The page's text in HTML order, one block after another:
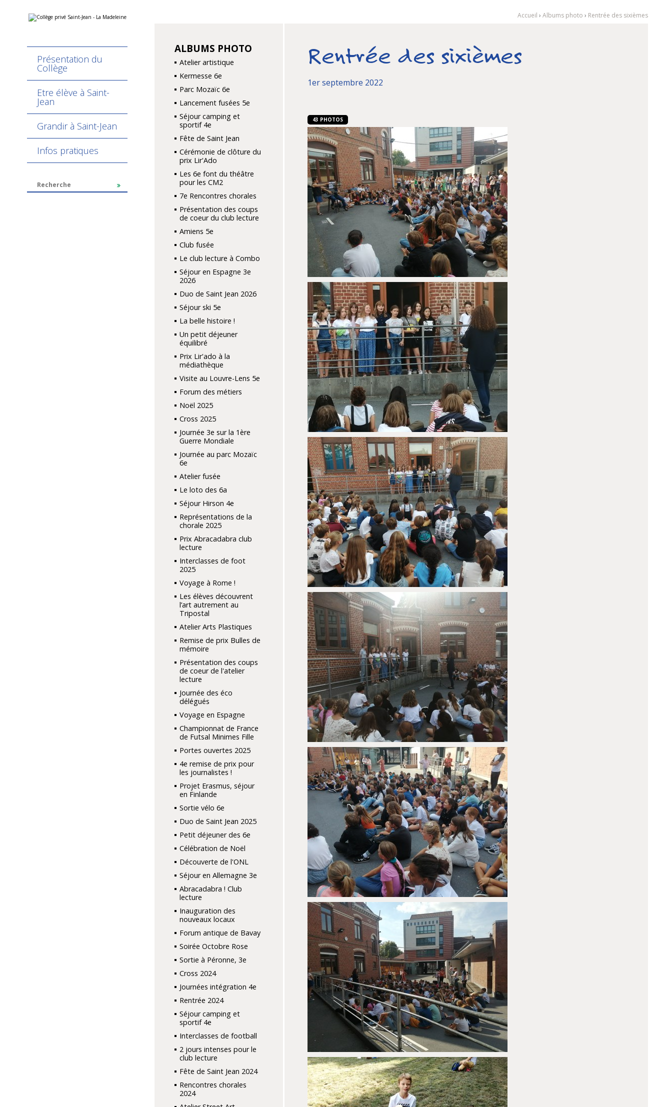
Aller
au
navigation
Outils
personnels
Présentation du
Collège
Etre élève à Saint-
Jean
Grandir à Saint-Jean
Infos pratiques
Accueil › Albums photo › Rentrée des sixièmes
Rentrée des sixièmes
1er septembre 2022
43 PHOTOS
NAVIGATION
ALBUMS PHOTO
Atelier artistique
Kermesse 6e
Parc Mozaïc 6e
Lancement fusées 5e
Séjour camping et
sportif 4e
Fête de Saint Jean
Cérémonie de clôture du
prix Lir'Ado
Les 6e font du théâtre
pour les CM2
7e Rencontres chorales
Présentation des coups
de coeur du club lecture
Amiens 5e
Club fusée
Le club lecture à Combo
Séjour en Espagne 3e
2026
Duo de Saint Jean 2026
Séjour ski 5e
La belle histoire !
Un petit déjeuner
équilibré
Prix Lir'ado à la
médiathèque
Visite au Louvre-Lens 5e
Forum des métiers
Noël 2025
Cross 2025
Journée 3e sur la 1ère
Guerre Mondiale
Journée au parc Mozaïc
6e
Atelier fusée
Le loto des 6a
Séjour Hirson 4e
Représentations de la
chorale 2025
Prix Abracadabra club
lecture
Interclasses de foot
2025
Voyage à Rome !
Les élèves découvrent
l’art autrement au
Tripostal
Atelier Arts Plastiques
Remise de prix Bulles de
mémoire
Présentation des coups
de coeur de l'atelier
lecture
Journée des éco
délégués
Voyage en Espagne
Championnat de France
de Futsal Minimes Fille
Portes ouvertes 2025
4e remise de prix pour
les journalistes !
Projet Erasmus, séjour
en Finlande
Sortie vélo 6e
Duo de Saint Jean 2025
Petit déjeuner des 6e
Célébration de Noël
Découverte de l'ONL
Séjour en Allemagne 3e
Abracadabra ! Club
lecture
Inauguration des
nouveaux locaux
Forum antique de Bavay
Soirée Octobre Rose
Sortie à Péronne, 3e
Cross 2024
Journées intégration 4e
Rentrée 2024
Séjour camping et
sportif 4e
Interclasses de football
2 jours intenses pour le
club lecture
Fête de Saint Jean 2024
Rencontres chorales
2024